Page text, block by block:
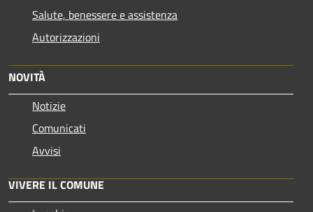
Salute, benessere e assistenza
Autorizzazioni
NOVITÀ
Notizie
Comunicati
Avvisi
VIVERE IL COMUNE